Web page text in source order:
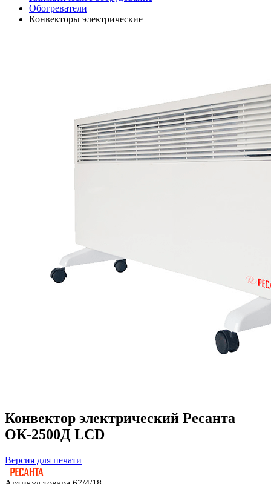
Обогреватели
Конвекторы электрические
Конвектор электрический Ресанта
ОК-2500Д LСD
Версия для печати